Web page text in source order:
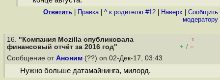
Ответить Правка| ^ к родителю #12 Наверх
Cообщить
модератору
16. "Компания Mozilla опубликовала
финансовый отчёт за 2016 год"
–1
+ / –
Сообщение от Аноним (??) on 02-Дек-17, 03:43
Нужно больше датамайнинга, милорд.